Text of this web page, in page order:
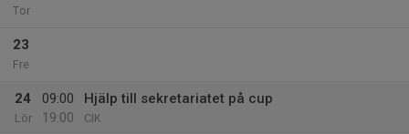
Tor
23
Fre
24
Lör
09:00
19:00
Hjälp till sekretariatet på cup
CIK